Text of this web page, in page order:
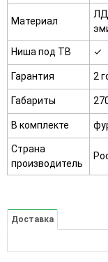
Материал
Ниша под ТВ ✓
Гарантия 2
Габариты
В комплекте
Страна
производитель
Доставка